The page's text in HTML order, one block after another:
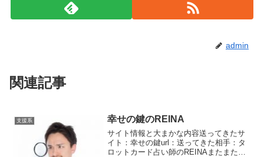
admin
関連記事
支援系 幸せの鍵のREINA
サイト情報と大まかな内容送ってきたサ
イト：幸せの鍵url：送ってきた相手：タ
ロットカード占い師のREINAまたまた幸